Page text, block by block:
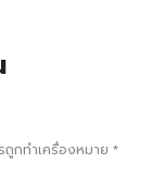
กทำเครื่องหมาย *